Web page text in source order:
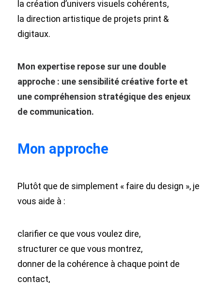
la création d’univers visuels cohérents,
la direction artistique de projets print &
digitaux.
Mon expertise repose sur une double
approche : une sensibilité créative forte et
une compréhension stratégique des enjeux
de communication.
Mon approche
Plutôt que de simplement « faire du design », je
vous aide à :
clarifier ce que vous voulez dire,
structurer ce que vous montrez,
donner de la cohérence à chaque point de
contact,